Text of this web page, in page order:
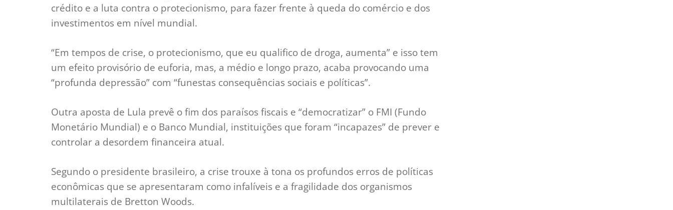
crédito e a luta contra o protecionismo, para fazer frente à queda do comércio e dos
investimentos em nível mundial.
“Em tempos de crise, o protecionismo, que eu qualifico de droga, aumenta” e isso tem
um efeito provisório de euforia, mas, a médio e longo prazo, acaba provocando uma
“profunda depressão” com “funestas consequências sociais e políticas”.
Outra aposta de Lula prevê o fim dos paraísos fiscais e “democratizar” o FMI (Fundo
Monetário Mundial) e o Banco Mundial, instituições que foram “incapazes” de prever e
controlar a desordem financeira atual.
Segundo o presidente brasileiro, a crise trouxe à tona os profundos erros de políticas
econômicas que se apresentaram como infalíveis e a fragilidade dos organismos
multilaterais de Bretton Woods.